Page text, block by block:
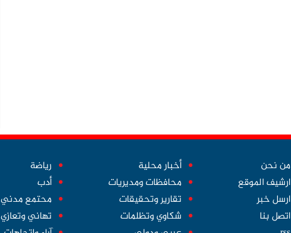
من نحن
ارشيف الموقع
ارسل خبر
اتصل بنا
أخبار محلية
محافظات ومديريات
تقارير وتحقيقات
شكاوي وتظلمات
رياضة
أدب
محتمع مدني
تهاني وتعازي